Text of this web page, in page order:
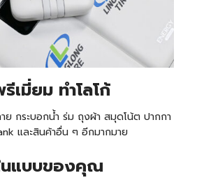
มี่ยม ทำโลโก้
ย กระบอกน้ำ ร่ม ถุงผ้า สมุดโน้ต ปากกา
และสินค้าอื่น ๆ อีกมากมาย
นแบบของคุณ